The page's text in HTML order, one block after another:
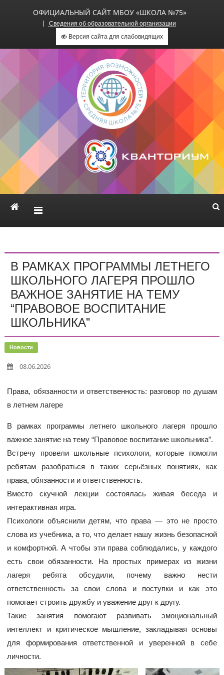
ОФИЦИАЛЬНЫЙ САЙТ МБОУ «ШКОЛА №75»
Сведения об образовательной организации
Версия сайта для слабовидящих
Официальный сайт МБОУ
«Школа №75»
В РАМКАХ ПРОГРАММЫ ЛЕТНЕГО
ШКОЛЬНОГО ЛАГЕРЯ ПРОШЛО
ВАЖНОЕ ЗАНЯТИЕ НА ТЕМУ
“ПРАВОВОЕ ВОСПИТАНИЕ
ШКОЛЬНИКА”
Новости
08.06.2026
Права, обязанности и ответственность: разговор по душам
в летнем лагере
В рамках программы летнего школьного лагеря прошло
важное занятие на тему “Правовое воспитание школьника”.
Встречу провели школьные психологи, которые помогли
ребятам разобраться в таких серьёзных понятиях, как
права, обязанности и ответственность.
Вместо скучной лекции состоялась живая беседа и
интерактивная игра.
Психологи объяснили детям, что права — это не просто
слова из учебника, а то, что делает нашу жизнь безопасной
и комфортной. А чтобы эти права соблюдались, у каждого
есть свои обязанности. На простых примерах из жизни
лагеря ребята обсудили, почему важно нести
ответственность за свои слова и поступки и как это
помогает строить дружбу и уважение друг к другу.
Такие занятия помогают развивать эмоциональный
интеллект и критическое мышление, закладывая основы
для формирования ответственной и уверенной в себе
личности.